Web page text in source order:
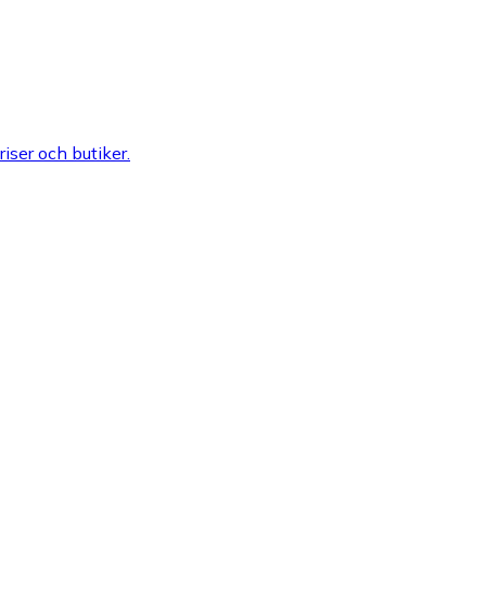
och butiker.